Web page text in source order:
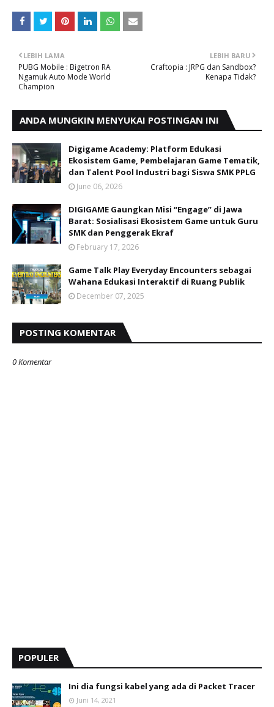
LEBIH BARU
Craftopia : JRPG dan Sandbox?
Kenapa Tidak?
LEBIH LAMA
PUBG Mobile : Bigetron RA
Ngamuk Auto Mode World
Champion
ANDA MUNGKIN MENYUKAI POSTINGAN INI
Digigame Academy: Platform Edukasi
Ekosistem Game, Pembelajaran Game Tematik,
dan Talent Pool Industri bagi Siswa SMK PPLG
June 06, 2026
DIGIGAME Gaungkan Misi “Engage” di Jawa
Barat: Sosialisasi Ekosistem Game untuk Guru
SMK dan Penggerak Ekraf
February 17, 2026
Game Talk Play Everyday Encounters sebagai
Wahana Edukasi Interaktif di Ruang Publik
December 07, 2025
POSTING KOMENTAR
0 Komentar
POPULER
Ini dia fungsi kabel yang ada di Packet Tracer
Juni 14, 2021